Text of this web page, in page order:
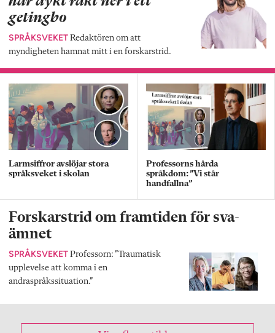
getingbo
SPRÅKSVEKET Redaktören om att
myndigheten hamnat mitt i en forskarstrid.
Larmsiffror avslöjar stora
språksveket i skolan
Professorns hårda
språkdom: ”Vi står
handfallna”
Forskarstrid om framtiden för sva-
ämnet
SPRÅKSVEKET Professorn: ”Traumatisk
upplevelse att komma i en
andraspråkssituation.”